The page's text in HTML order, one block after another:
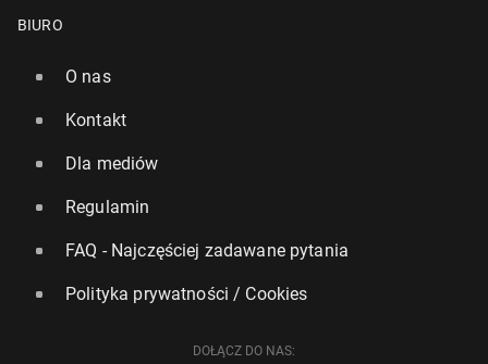
BIURO
O nas
Kontakt
Dla mediów
Regulamin
FAQ - Najczęściej zadawane pytania
Polityka prywatności / Cookies
DOŁĄCZ DO NAS: